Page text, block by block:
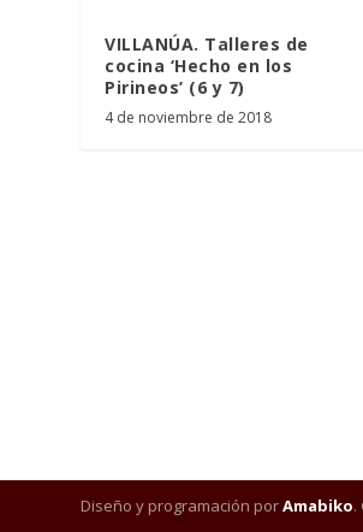
VILLANÚA. Talleres de
cocina ‘Hecho en los
Pirineos’ (6 y 7)
4 de noviembre de 2018
Diseño y programación porAmabiko.